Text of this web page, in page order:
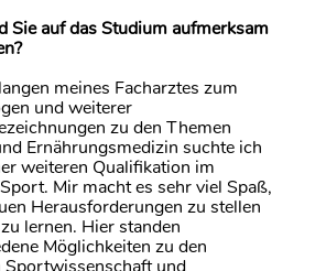
Sie auf das Studium aufmerksam
meines Facharztes zum
und weiterer
zu den Themen
Ernährungsmedizin suchte ich
weiteren Qualifikation im
Mir macht es sehr viel Spaß,
Herausforderungen zu stellen
lernen. Hier standen
Möglichkeiten zu den
Sportwissenschaft und